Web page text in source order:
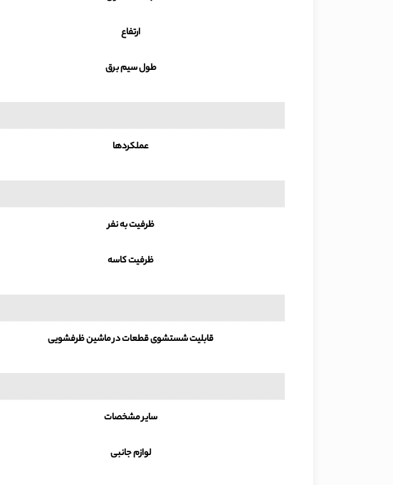
ارتفاع
طول سیم برق
عملکردها
ظرفیت به نفر
ظرفیت کاسه
قابلیت شستشوی قطعات در ماشین ظرفشویی
سایر مشخصات
لوازم جانبی